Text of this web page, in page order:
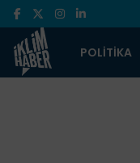
POLITIKA